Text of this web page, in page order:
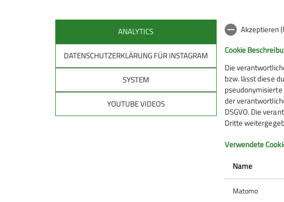
Jeden ersten Dienstag im Monat um 18:30 Uhr
Auskunft erteilt: Werner Lindenberg Tel. 0212 –
Sektion
ANALYTICS
DATENSCHUTZERKLÄRUNG FÜR INSTAGRAM
SYSTEM
YOUTUBE VIDEOS
Akzeptieren
Cookie
Die
bzw. lässt diese
der
DSGVO. Die
Dritte
Verwendete
Name
Matomo